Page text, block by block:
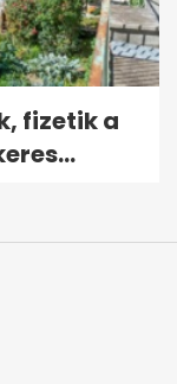
fizetik a